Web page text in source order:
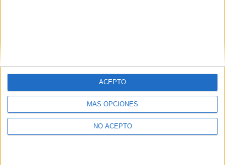
MÁS OPCIONES
NO ACEPTO
ACEPTO